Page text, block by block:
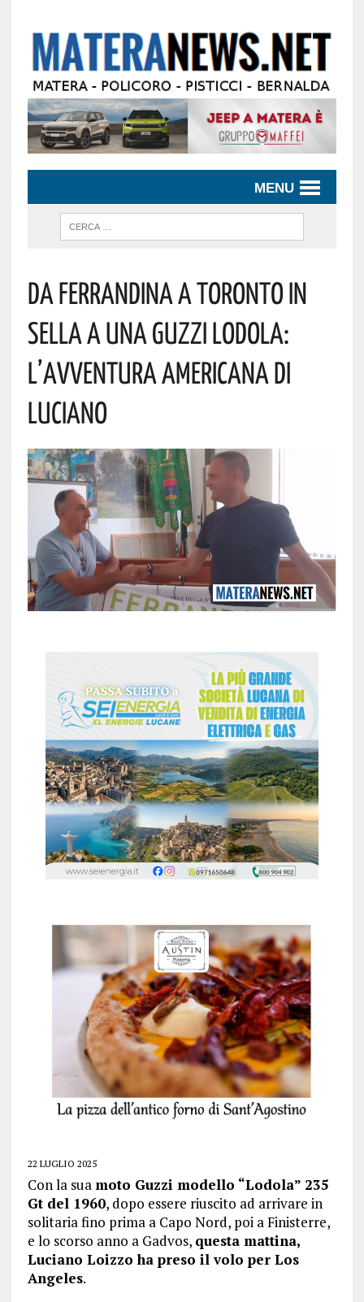
MENU
Da Ferrandina A Toronto In
Sella A Una Guzzi Lodola:
L’avventura Americana Di
Luciano
22 LUGLIO 2025
Con la sua moto Guzzi modello “Lodola” 235
Gt del 1960, dopo essere riuscito ad arrivare in
solitaria fino prima a Capo Nord, poi a Finisterre,
e lo scorso anno a Gadvos, questa mattina,
Luciano Loizzo ha preso il volo per Los
Angeles.